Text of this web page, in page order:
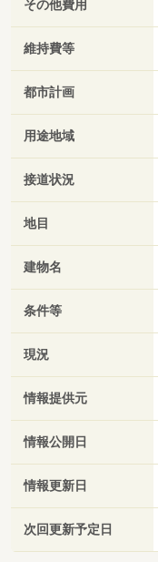
その他費用
維持費等
都市計画
用途地域
接道状況
地目
建物名
条件等
現況
情報提供元
情報公開日
情報更新日
次回更新予定日